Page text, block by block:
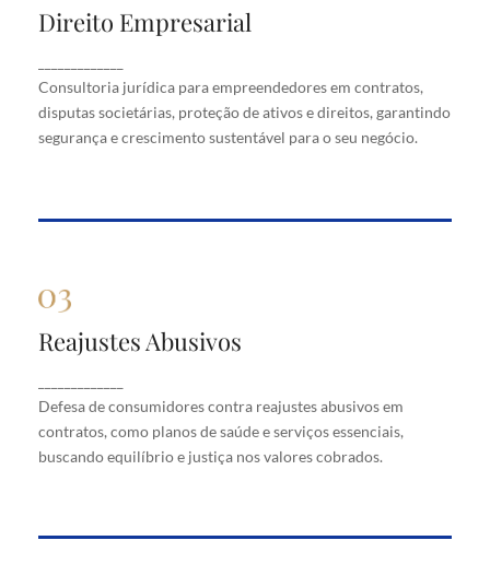
Direito Empresarial
Consultoria jurídica para empreendedores em contratos,
disputas societárias, proteção de ativos e direitos, garantindo
segurança e crescimento sustentável para o seu negócio.
Direito Empresarial
contratos, disputas societárias, proteção de ativos
e direitos, garantindo segurança e crescimento
sustentável para o seu negócio.
Reajustes Abusivos
Defesa de consumidores contra reajustes abusivos em
contratos, como planos de saúde e serviços essenciais,
buscando equilíbrio e justiça nos valores cobrados.
Reajustes Abusivos
em contratos, como planos de saúde e serviços
essenciais, buscando equilíbrio e justiça nos valores
cobrados.